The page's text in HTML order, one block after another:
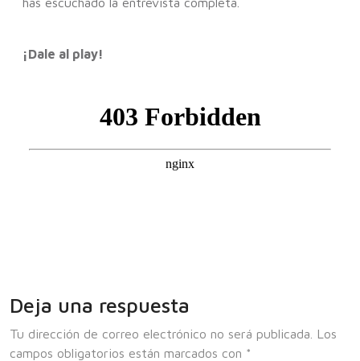
¡Dale al play!
Deja una respuesta
Tu dirección de correo electrónico no será publicada.
Los
campos obligatorios están marcados con *